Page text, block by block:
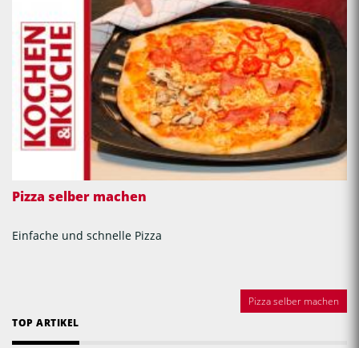
Pizza selber machen
Einfache und schnelle Pizza
Pizza selber machen
TOP ARTIKEL